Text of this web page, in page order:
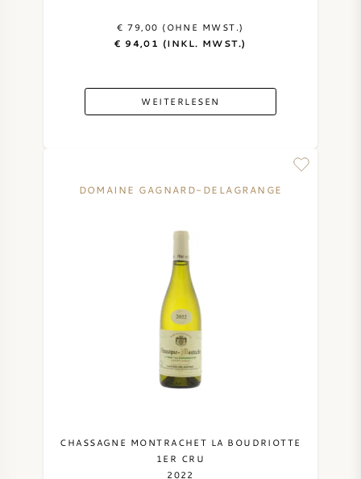
€ 79,00 (OHNE MWST.)
€ 94,01 (INKL. MWST.)
WEITERLESEN
DOMAINE GAGNARD-DELAGRANGE
CHASSAGNE MONTRACHET LA BOUDRIOTTE
1ER CRU
2022